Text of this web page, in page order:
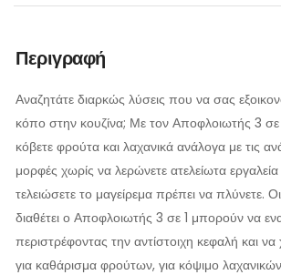
Περιγραφή
Αναζητάτε διαρκώς λύσεις που να σας
κόπο στην κουζίνα; Με τον Αποφλοιωτής 3 σε
κόβετε φρούτα και λαχανικά ανάλογα με τις
μορφές χωρίς να λερώνετε ατελείωτα
τελειώσετε το μαγείρεμα πρέπει να πλύνετε.
διαθέτει ο Αποφλοιωτής 3 σε 1 μπορούν να
περιστρέφοντας την αντίστοιχη κεφαλή και να
για καθάρισμα φρούτων, για κόψιμο